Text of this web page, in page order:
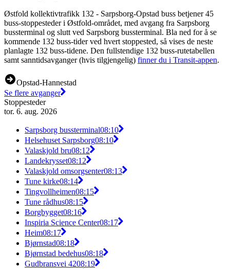
Østfold kollektivtrafikk 132 - Sarpsborg-Opstad buss betjener 45
buss-stoppesteder i Østfold-området, med avgang fra Sarpsborg
bussterminal og slutt ved Sarpsborg bussterminal. Bla ned for å se
kommende 132 buss-tider ved hvert stoppested, så vises de neste
planlagte 132 buss-tidene. Den fullstendige 132 buss-rutetabellen
samt sanntidsavganger (hvis tilgjengelig) finner du i Transit-appen.
Opstad-Hannestad
Se flere avganger
Stoppesteder
tor. 6. aug. 2026
Sarpsborg bussterminal08:10
Helsehuset Sarpsborg08:10
Valaskjold bru08:12
Landekrysset08:12
Valaskjold omsorgsenter08:13
Tune kirke08:14
Tingvollheimen08:15
Tune rådhus08:15
Borgbygget08:16
Inspiria Science Center08:17
Heim08:17
Bjørnstad08:18
Bjørnstad bedehus08:18
Gudbransvei 4208:19